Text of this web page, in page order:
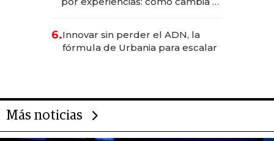
6.Innovar sin perder el ADN, la
fórmula de Urbania para escalar
Más noticias